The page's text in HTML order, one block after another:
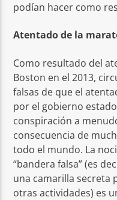
podían hacer como
Atentado de la
Como resultado del
Boston en el 2013,
falsas de que el
por el gobierno
conspiración a
consecuencia de
todo el mundo. La
“bandera falsa” (es
una camarilla secreta
otras actividades) es